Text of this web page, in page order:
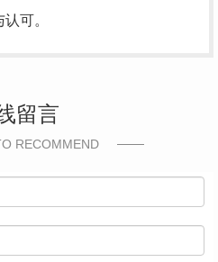
可。
留言
RECOMMEND